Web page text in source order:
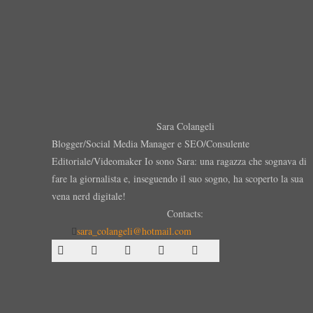
Sara Colangeli
Blogger/Social Media Manager e SEO/Consulente
Editoriale/Videomaker Io sono Sara: una ragazza che sognava di
fare la giornalista e, inseguendo il suo sogno, ha scoperto la sua
vena nerd digitale!
Contacts:
sara_colangeli@hotmail.com